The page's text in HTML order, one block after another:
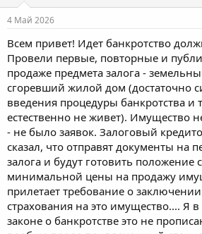
е
м
ы
л
а
4 Май 2026
Всем привет! Идет банкротство
Провели первые, повторные и
продаже предмета залога -
сгоревший жилой дом (достаточно
введения процедуры банкротства и
естественно не живет). Имущество
- не было заявок. Залоговый
сказал, что отправят документы на
залога и будут готовить положение
минимальной цены на продажу
прилетает требование о
страхования на это имущество.... Я
законе о банкротстве это не